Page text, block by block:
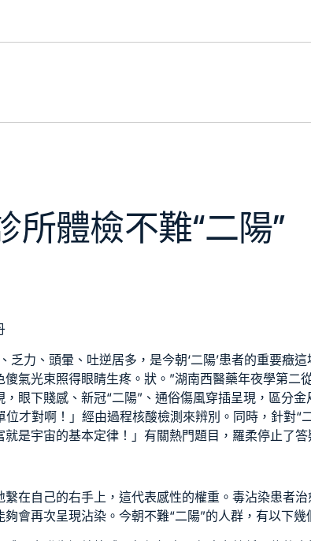
所體檢不難“二陽”
乏力、頭暈、吐逆居多，是今朝‘二陽’患者的重要癥
氣光束照得眼睛生疼。狀。”湖南西醫藥年夜學第二
眼下賤感、新冠“二陽”、通俗傷風穿插呈現，區分
才對啊！」經由過程核酸檢測來辨別。同時，針對“
是宇宙的基本定律！」有關熱門題目，羅柔停止了答
在自己的右手上，這代表感性的權重。毒沾染患者
會再次呈現沾染。今朝不難“二陽”的人群，有以下幾